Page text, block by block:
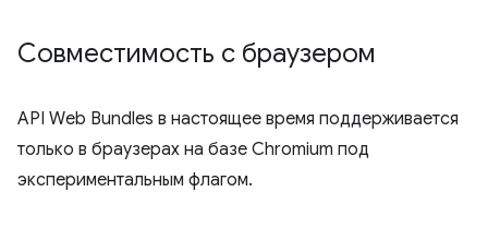
Совместимость с браузером
API Web Bundles в настоящее время поддерживается
только в браузерах на базе Chromium под
экспериментальным флагом.